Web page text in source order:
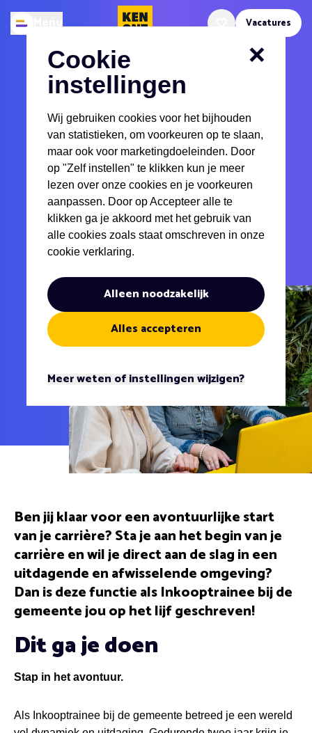
Cookie
instellingen
Wij gebruiken cookies voor het bijhouden
van statistieken, om voorkeuren op te slaan,
maar ook voor marketingdoeleinden. Door
op "Zelf instellen" te klikken kun je meer
lezen over onze cookies en je voorkeuren
aanpassen. Door op Accepteer alle te
klikken ga je akkoord met het gebruik van
alle cookies zoals staat omschreven in onze
cookie verklaring.
Alles accepteren
Alleen noodzakelijk
Meer weten of instellingen wijzigen?
Openen
Kenonz.nl
Favoriete vacatures
Vacatures
Inkooptrainee
Detachering Bedrijfsvoering
0-3 jaar Hbo
Groningen 32 uur - 40 uur
Solliciteer nu online
Solliciteer met whatsapp Favoriete
Ben jij klaar voor een avontuurlijke start
van je carrière? Sta je aan het begin van je
carrière en wil je direct aan de slag in een
uitdagende en afwisselende omgeving?
Dan is deze functie als Inkooptrainee bij de
gemeente jou op het lijf geschreven!
Dit ga je doen
Stap in het avontuur.
Als Inkooptrainee bij de gemeente betreed je een wereld